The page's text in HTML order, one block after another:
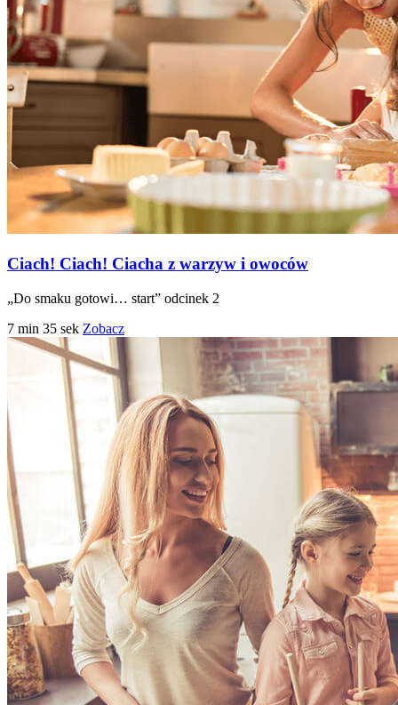
Ciach! Ciach! Ciacha z warzyw i owoców
„Do smaku gotowi… start” odcinek 2
7 min 35 sek Zobacz